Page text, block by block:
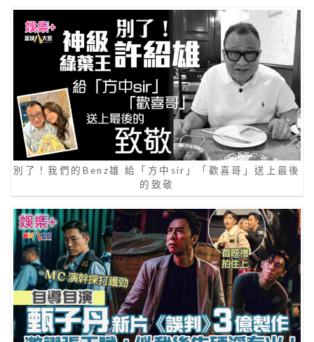
別了！我們的Benz雄 給「方中sir」「歡喜哥」送上最後
的致敬